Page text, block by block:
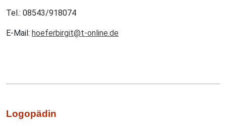
Tel.: 08543/918074
E-Mail: hoeferbirgit@t-online.de
Logopädin